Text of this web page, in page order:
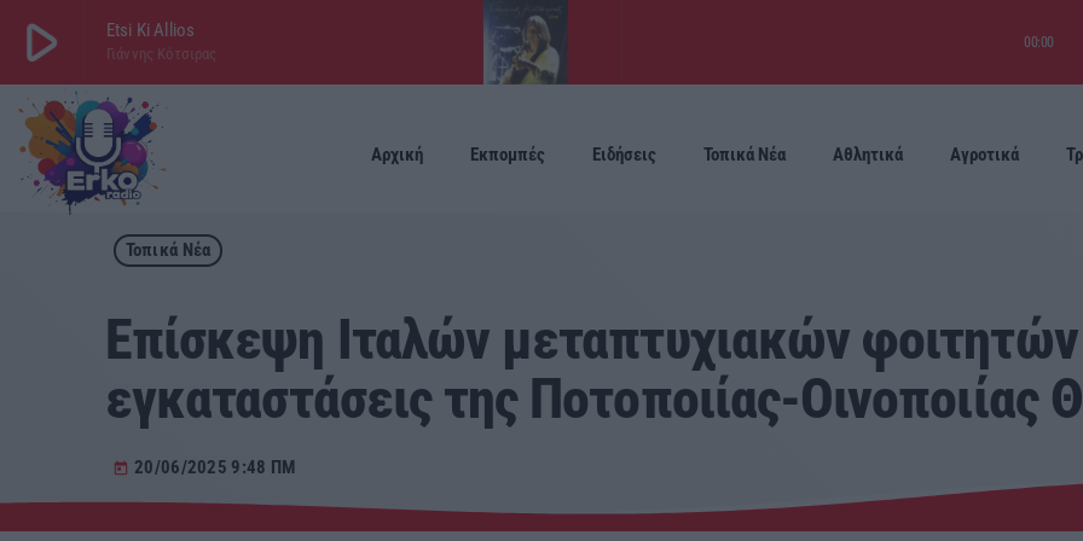
play_arrow Etsi Ki Allios
Γιάννης Κότσιρας
00:00
play_arrow ΕΡΚΟ
LIVE
Αρχική Εκπομπές Ειδήσεις Τοπικά Νέα Αθλητικά Αγροτικά
Τοπικά Νέα
Επίσκεψη Ιταλών μεταπτυχιακών φοιτητών
εγκαταστάσεις της Ποτοποιίας-
today 20/06/2025 9:48 ΠΜ